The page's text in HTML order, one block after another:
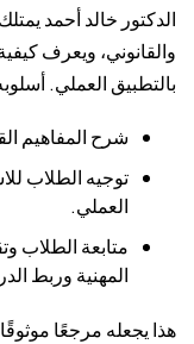
الدكتور خالد أحمد
والقانوني، ويعرف
بالتطبيق العملي.
شرح المفاهيم
توجيه الطلاب
العملي.
متابعة الطلاب
المهنية وربط
هذا يجعله مرجعًا